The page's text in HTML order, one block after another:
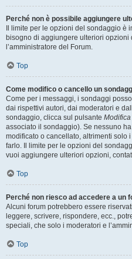
Perché non è possibile aggiungere
Il limite per le opzioni del sondaggio è
bisogno di aggiungere ulteriori
l’amministratore del Forum.
Top
Come modifico o cancello un
Come per i messaggi, i sondaggi
dai rispettivi autori, dai moderatori e
sondaggio, clicca sul pulsante Modifica
associato il sondaggio). Se nessuno
modificato o cancellato, altrimenti solo
farlo. Il limite per le opzioni del
vuoi aggiungere ulteriori opzioni,
Top
Perché non riesco ad accedere a un
Alcuni forum potrebbero essere
leggere, scrivere, rispondere, ecc.,
speciali, che solo i moderatori e
Top